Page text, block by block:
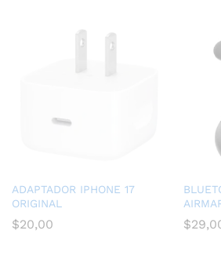
ADAPTADOR IPHONE 17
ORIGINAL
$20,00 $